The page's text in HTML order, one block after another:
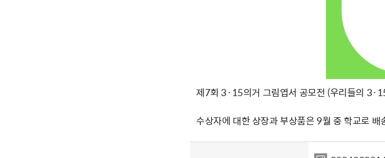
제7회 3·15의거 그림엽서 공모전 (우리들의
수상자에 대한 상장과 부상품은 9월 중 학교로 배